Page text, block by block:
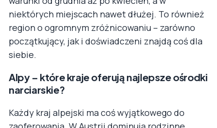
niektórych miejscach nawet dłużej. To również
region o ogromnym zróżnicowaniu – zarówno
początkujący, jak i doświadczeni znajdą coś dla
siebie.
Alpy – które kraje oferują najlepsze ośrodki
narciarskie?
Każdy kraj alpejski ma coś wyjątkowego do